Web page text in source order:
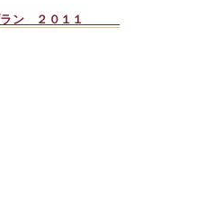
ブラン ２０１１